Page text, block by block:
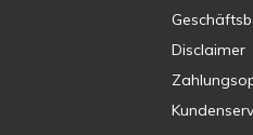
Disclaimer